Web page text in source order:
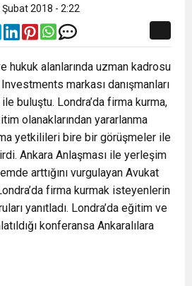
Şubat 2018 - 2:22
hukuk alanlarında uzman kadrosu
markası danışmanları
buluştu. Londra’da firma kurma,
olanaklarından yararlanma
yetkilileri bire bir görüşmeler ile
Ankara Anlaşması ile yerleşim
arttığını vurgulayan Avukat
firma kurmak isteyenlerin
yanıtladı. Londra’da eğitim ve
konferansa Ankaralılara